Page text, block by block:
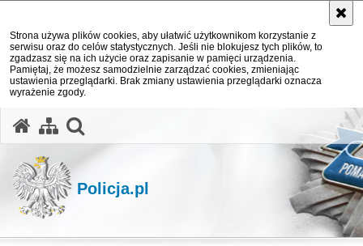
Strona używa plików cookies, aby ułatwić użytkownikom korzystanie z
serwisu oraz do celów statystycznych. Jeśli nie blokujesz tych plików, to
zgadzasz się na ich użycie oraz zapisanie w pamięci urządzenia.
Pamiętaj, że możesz samodzielnie zarządzać cookies, zmieniając
ustawienia przeglądarki. Brak zmiany ustawienia przeglądarki oznacza
wyrażenie zgody.
Policja.pl